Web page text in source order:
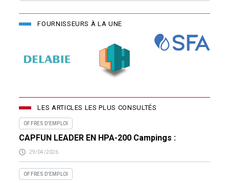
FOURNISSEURS À LA UNE
LES ARTICLES LES PLUS CONSULTÉS
OFFRES D'EMPLOI
CAPFUN LEADER EN HPA-200 Campings :
29/04/2026
OFFRES D'EMPLOI